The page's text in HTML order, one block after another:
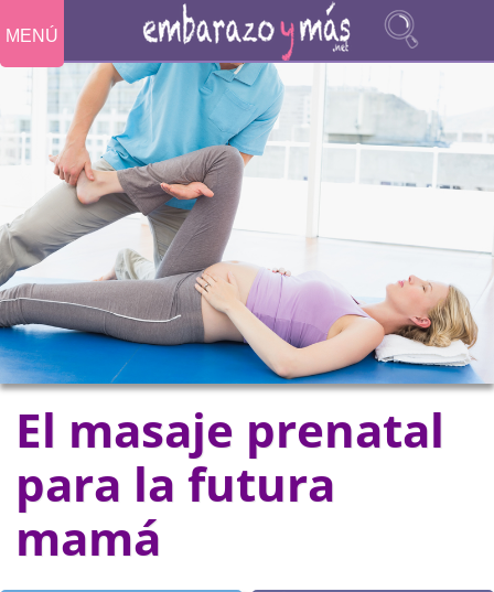
MENÚ
El masaje prenatal
para la futura
mamá